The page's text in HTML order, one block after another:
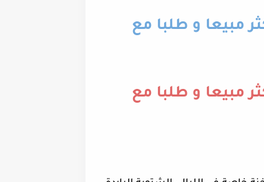
مبيعا و طلبا مع
مبيعا و طلبا مع